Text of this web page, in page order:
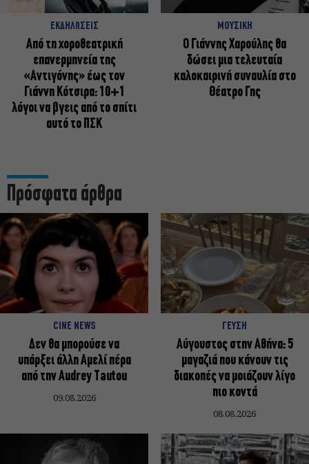
ΕΚΔΗΛΩΣΕΙΣ
Από τη χοροθεατρική
επανερμηνεία της
«Αντιγόνης» έως τον
Γιάννη Κότσιρα: 10+1
λόγοι να βγεις από το σπίτι
αυτό το ΠΣΚ
ΜΟΥΣΙΚΗ
Ο Γιάννης Χαρούλης θα
δώσει μια τελευταία
καλοκαιρινή συναυλία στο
Θέατρο Γης
Πρόσφατα άρθρα
CINE NEWS
Δεν θα μπορούσε να
υπάρξει άλλη Αμελί πέρα
από την Audrey Tautou
09.08.2026
ΓΕΥΣΗ
Αύγουστος στην Αθήνα: 5
μαγαζιά που κάνουν τις
διακοπές να μοιάζουν λίγο
πιο κοντά
08.08.2026